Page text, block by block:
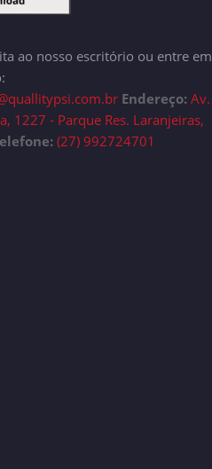
ao nosso escritório ou entre em
Endereço: Av.
1227 - Parque Res. Laranjeiras,
(27) 992724701